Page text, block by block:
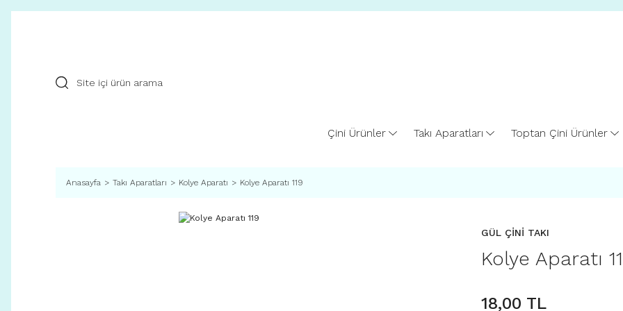
Çini Ürünler Takı Aparatları Toptan Çini Ürünler
Anasayfa Takı Aparatları Kolye Aparatı Kolye Aparatı 119
GÜL ÇİNİ TAKI
Kolye Aparatı
18,00 TL